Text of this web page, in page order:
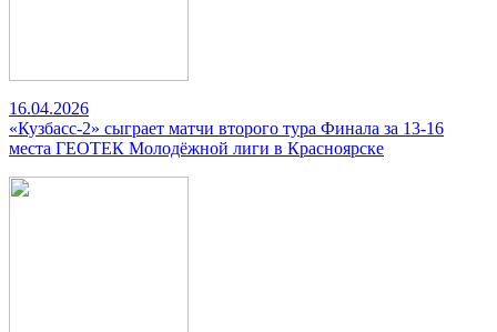
16.04.2026
«Кузбасс-2» сыграет матчи второго тура Финала за 13-16
места ГЕОТЕК Молодёжной лиги в Красноярске